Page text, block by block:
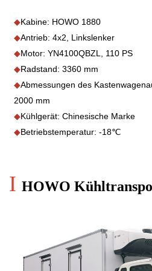
◆Kabine: HOWO 1880
◆Antrieb: 4x2, Linkslenker
◆Motor: YN4100QBZL, 110 PS
◆Radstand: 3360 mm
◆Abmessungen des
2000 mm
◆Kühlgerät: Chinesische Marke
◆Betriebstemperatur: -18℃
I HOWO